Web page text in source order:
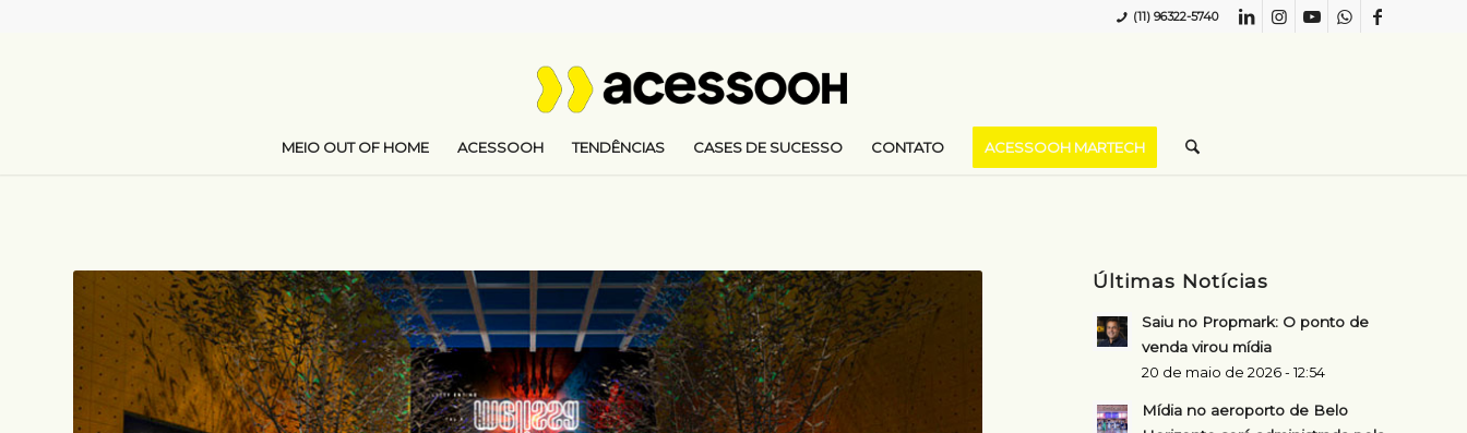
(11) 96322-5740
MEIO OUT OF HOME ACESSOOH TENDÊNCIAS CASES DE SUCESSO CONTATO ACESSOOH MARTECH
Últimas Notícias
Saiu no Propmark: O ponto de
venda virou mídia
20 de maio de 2026 - 12:54
Mídia no aeroporto de Belo